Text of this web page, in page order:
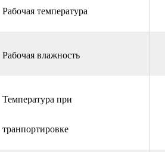
Рабочая температура
Рабочая влажность
Температура при
транпортировке